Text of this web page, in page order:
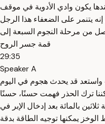
يكون وادي الأدوية في موقف
يتنمر على الضعفاء هذا الرجل
من مرحلة النجوم السبعة إلى
قمة جسر الروح
29:35
Speaker A
قد يحدث هجوم في اليوم
ترك الحذر فهمت حسنًا، حسنًا
بالمائة بعد إدخال الإبر في
الوخز يمكنها توجيه الطاقة بدقة